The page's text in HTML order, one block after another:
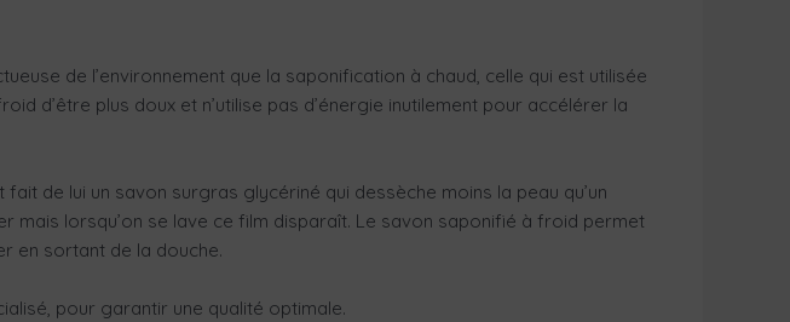
de l’environnement que la saponification à chaud, celle qui est utilisée
d’être plus doux et n’utilise pas d’énergie inutilement pour accélérer la
de lui un savon surgras glycériné qui dessèche moins la peau qu’un
mais lorsqu’on se lave ce film disparaît. Le savon saponifié à froid permet
en sortant de la douche.
pour garantir une qualité optimale.